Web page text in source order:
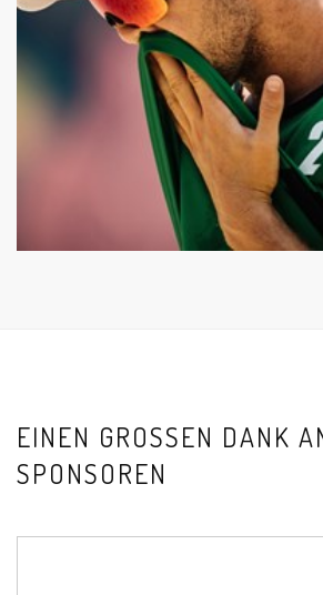
EINEN GROSSEN DANK
PONSOREN